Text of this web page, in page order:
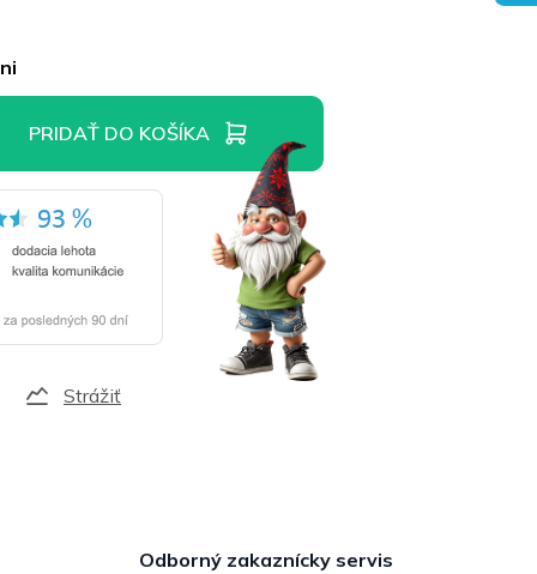
PRIDAŤ DO KOŠÍKA
Strážiť
Odborný zakaznícky servis